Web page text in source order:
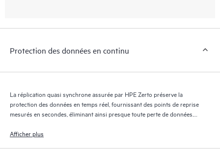
Protection des données en continu
La réplication quasi synchrone assurée par HPE Zerto préserve la
protection des données en temps réel, fournissant des points de reprise
mesurés en secondes, éliminant ainsi presque toute perte de données.
reprise pendant 30 jours maximum, offrant une reprise granulaire et
Afficher plus